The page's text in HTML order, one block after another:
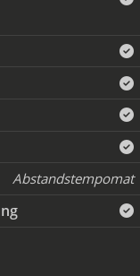
Abstandstempomat